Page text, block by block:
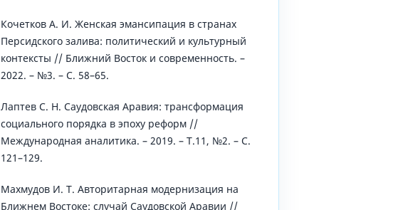
Кочетков А. И. Женская эмансипация в странах
Персидского залива: политический и культурный
контексты // Ближний Восток и современность. –
2022. – №3. – С. 58–65.
Лаптев С. Н. Саудовская Аравия: трансформация
социального порядка в эпоху реформ //
Международная аналитика. – 2019. – Т.11, №2. – С.
121–129.
Махмудов И. Т. Авторитарная модернизация на
Ближнем Востоке: случай Саудовской Аравии //